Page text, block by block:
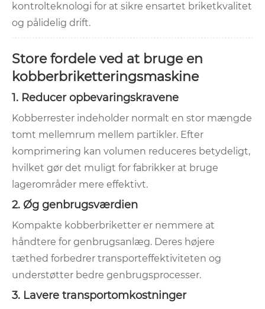
kontrolteknologi for at sikre ensartet briketkvalitet
og pålidelig drift.
Store fordele ved at bruge en
kobberbriketteringsmaskine
1. Reducer opbevaringskravene
Kobberrester indeholder normalt en stor mængde
tomt mellemrum mellem partikler. Efter
komprimering kan volumen reduceres betydeligt,
hvilket gør det muligt for fabrikker at bruge
lagerområder mere effektivt.
2. Øg genbrugsværdien
Kompakte kobberbriketter er nemmere at
håndtere for genbrugsanlæg. Deres højere
tæthed forbedrer transporteffektiviteten og
understøtter bedre genbrugsprocesser.
3. Lavere transportomkostninger